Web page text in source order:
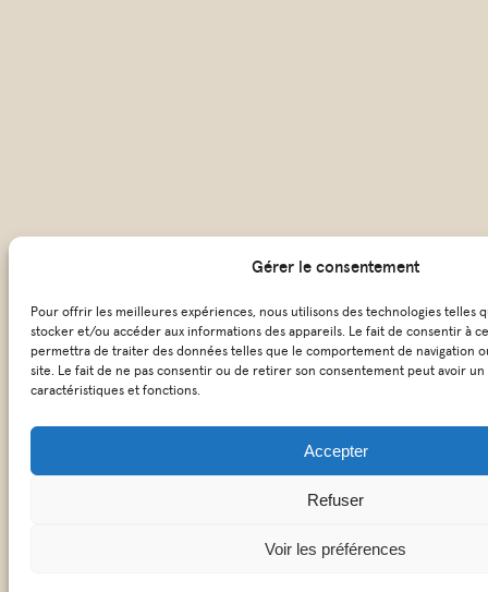
Gérer le consentement
Pour offrir les meilleures expériences, nous utilisons des technologies telles
stocker et/ou accéder aux informations des appareils. Le fait de consentir à
permettra de traiter des données telles que le comportement de navigation
site. Le fait de ne pas consentir ou de retirer son consentement peut avoir
caractéristiques et fonctions.
Accepter
Refuser
Voir les préférences